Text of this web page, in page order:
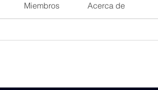
Miembros Acerca de